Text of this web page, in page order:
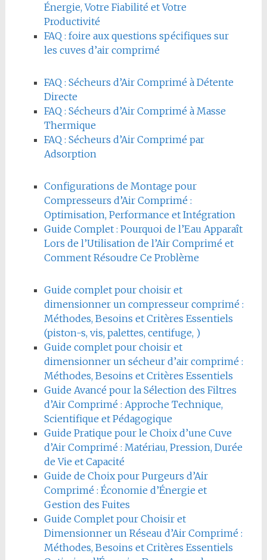
Énergie, Votre Fiabilité et Votre
Productivité
FAQ : foire aux questions spécifiques sur
les cuves d’air comprimé
FAQ : Sécheurs d’Air Comprimé à Détente
Directe
FAQ : Sécheurs d’Air Comprimé à Masse
Thermique
FAQ : Sécheurs d’Air Comprimé par
Adsorption
Configurations de Montage pour
Compresseurs d’Air Comprimé :
Optimisation, Performance et Intégration
Guide Complet : Pourquoi de l’Eau Apparaît
Lors de l’Utilisation de l’Air Comprimé et
Comment Résoudre Ce Problème
Guide complet pour choisir et
dimensionner un compresseur comprimé :
Méthodes, Besoins et Critères Essentiels
(piston-s, vis, palettes, centifuge, )
Guide complet pour choisir et
dimensionner un sécheur d’air comprimé :
Méthodes, Besoins et Critères Essentiels
Guide Avancé pour la Sélection des Filtres
d’Air Comprimé : Approche Technique,
Scientifique et Pédagogique
Guide Pratique pour le Choix d’une Cuve
d’Air Comprimé : Matériau, Pression, Durée
de Vie et Capacité
Guide de Choix pour Purgeurs d’Air
Comprimé : Économie d’Énergie et
Gestion des Fuites
Guide Complet pour Choisir et
Dimensionner un Réseau d’Air Comprimé :
Méthodes, Besoins et Critères Essentiels